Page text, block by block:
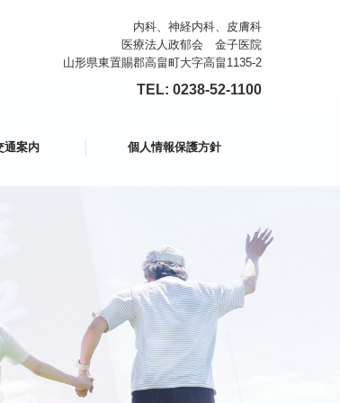
内科、神経内科、皮膚科
医療法人政郁会 金子医院
山形県東置賜郡高畠町大字高畠1135-2
TEL: 0238-52-1100
通案内 個人情報保護方針